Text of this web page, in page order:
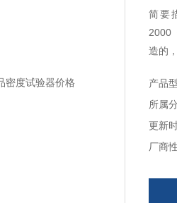
简要
2000
造的
产品
所属
更新
厂商